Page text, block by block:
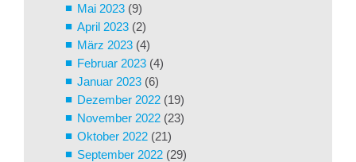
Mai 2023 (9)
April 2023 (2)
März 2023 (4)
Februar 2023 (4)
Januar 2023 (6)
Dezember 2022 (19)
November 2022 (23)
Oktober 2022 (21)
September 2022 (29)